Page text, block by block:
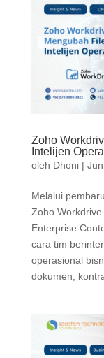
Zoho
Intelijen
oleh Dhoni|
Melalui
Zoho
Enterprise
cara tim
operasional
dokumen,